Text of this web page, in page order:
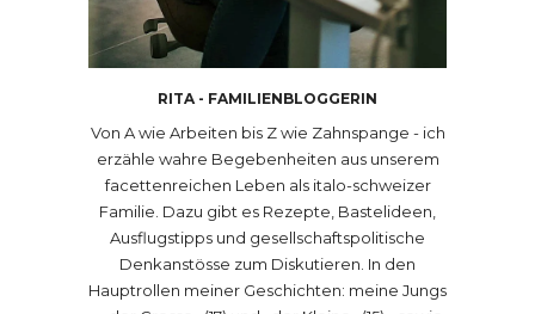
RITA - FAMILIENBLOGGERIN
Von A wie Arbeiten bis Z wie Zahnspange - ich
erzähle wahre Begebenheiten aus unserem
facettenreichen Leben als italo-schweizer
Familie. Dazu gibt es Rezepte, Bastelideen,
Ausflugstipps und gesellschaftspolitische
Denkanstösse zum Diskutieren. In den
Hauptrollen meiner Geschichten: meine Jungs